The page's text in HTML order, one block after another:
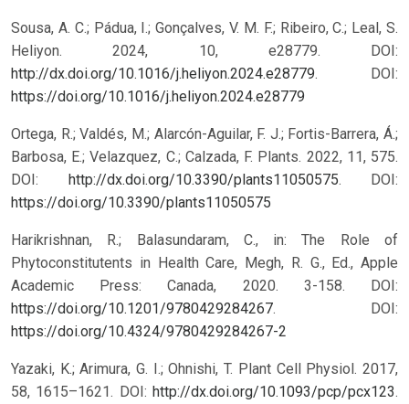
Sousa, A. C.; Pádua, I.; Gonçalves, V. M. F.; Ribeiro, C.; Leal, S.
Heliyon. 2024, 10, e28779. DOI:
http://dx.doi.org/10.1016/j.heliyon.2024.e28779. DOI:
https://doi.org/10.1016/j.heliyon.2024.e28779
Ortega, R.; Valdés, M.; Alarcón-Aguilar, F. J.; Fortis-Barrera, Á.;
Barbosa, E.; Velazquez, C.; Calzada, F. Plants. 2022, 11, 575.
DOI: http://dx.doi.org/10.3390/plants11050575. DOI:
https://doi.org/10.3390/plants11050575
Harikrishnan, R.; Balasundaram, C., in: The Role of
Phytoconstitutents in Health Care, Megh, R. G., Ed., Apple
Academic Press: Canada, 2020. 3-158. DOI:
https://doi.org/10.1201/9780429284267. DOI:
https://doi.org/10.4324/9780429284267-2
Yazaki, K.; Arimura, G. I.; Ohnishi, T. Plant Cell Physiol. 2017,
58, 1615–1621. DOI: http://dx.doi.org/10.1093/pcp/pcx123.